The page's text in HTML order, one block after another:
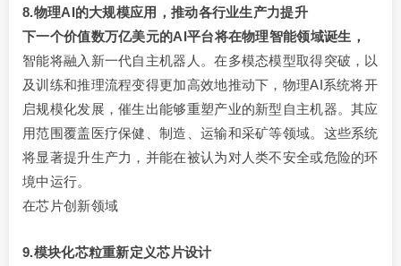
8.物理AI的大规模应用，推动各行业生产力提升
下一个价值数万亿美元的AI平台将在物理智能领域诞生，
智能将融入新一代自主机器人。在多模态模型取得突破，以
及训练和推理流程变得更加高效地推动下，物理AI系统将开
启规模化发展，催生出能够重塑产业的新型自主机器。其应
用范围覆盖医疗保健、制造、运输和采矿等领域。这些系统
将显著提升生产力，并能在被认为对人类不安全或危险的环
境中运行。
在芯片创新领域
9.模块化芯粒重新定义芯片设计